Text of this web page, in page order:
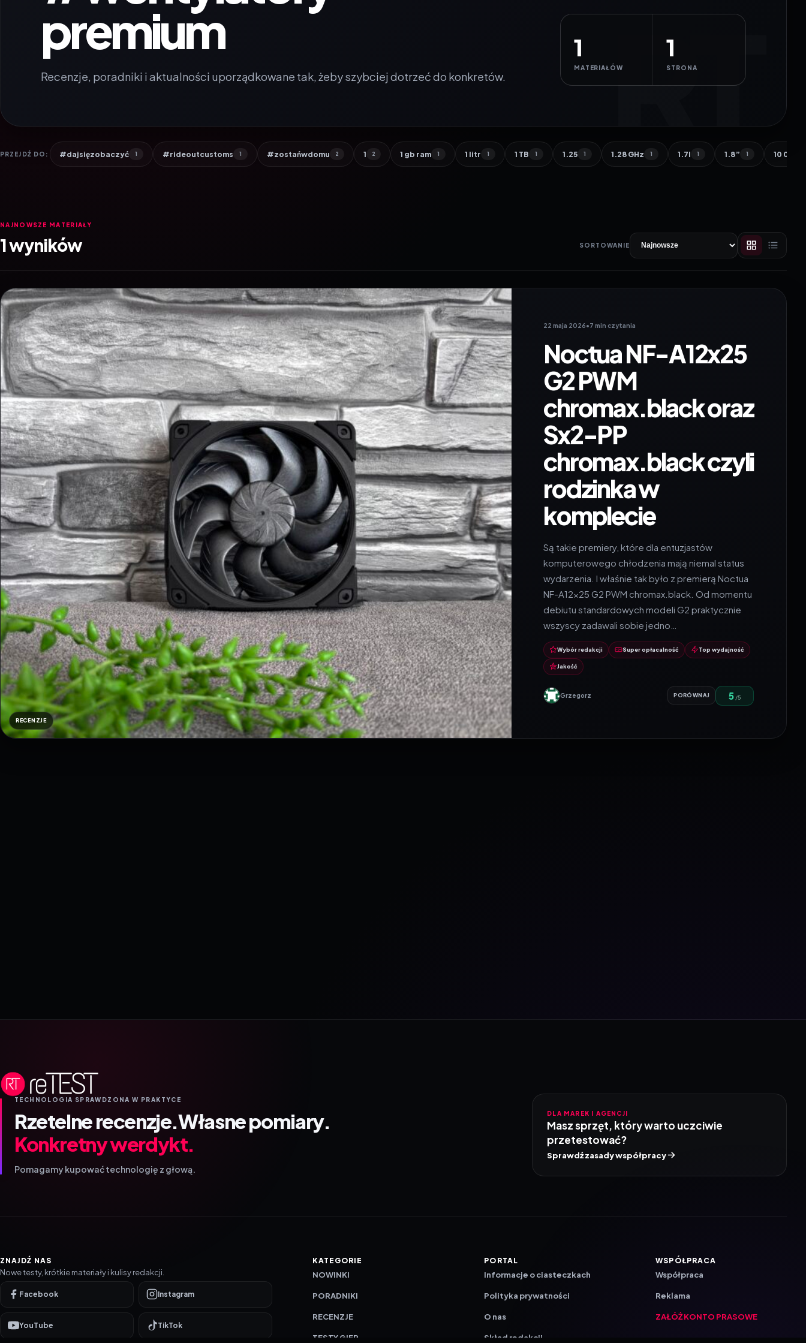
premium
Recenzje, poradniki i aktualności uporządkowane tak, żeby szybciej dotrzeć do konkretów.
1
MATERIAŁÓW
1
STRONA
PRZEJDŹ DO: #dajsięzobaczyć 1 #rideoutcustoms 1 #zostańwdomu 2 1 2 1 gb ram 1 1 litr 1 1 TB 1 1.25 1 1.28 GHz 1 1.7l 1 1.8” 1 10 000
NAJNOWSZE MATERIAŁY
1 wyników SORTOWANIE
RECENZJE
22 maja 2026•7 min czytania
Noctua NF-A12x25
G2 PWM
chromax.black oraz
Sx2-PP
chromax.black czyli
rodzinka w
komplecie
Są takie premiery, które dla entuzjastów
komputerowego chłodzenia mają niemal status
wydarzenia. I właśnie tak było z premierą Noctua
NF-A12x25 G2 PWM chromax.black. Od momentu
debiutu standardowych modeli G2 praktycznie
wszyscy zadawali sobie jedno…
Wybór redakcji Super opłacalność Top wydajność
Jakość
Grzegorz PORÓWNAJ 5 /5
TECHNOLOGIA SPRAWDZONA W PRAKTYCE
Rzetelne recenzje.Własne pomiary.
Konkretny werdykt.
Pomagamy kupować technologię z głową.
DLA MAREK I AGENCJI
Masz sprzęt, który warto uczciwie
przetestować?
Sprawdź zasady współpracy
ZNAJDŹ NAS
Nowe testy, krótkie materiały i kulisy redakcji.
Facebook Instagram
YouTube TikTok
KATEGORIE
NOWINKI
PORADNIKI
RECENZJE
TESTY GIER
PORTAL
Informacje o ciasteczkach
Polityka prywatności
O nas
Skład redakcji
WSPÓŁPRACA
Współpraca
Reklama
ZAŁÓŻ KONTO PRASOWE